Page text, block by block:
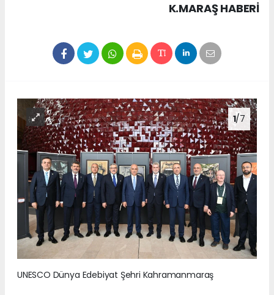
K.MARAŞ HABERİ
1/7
UNESCO Dünya Edebiyat Şehri Kahramanmaraş